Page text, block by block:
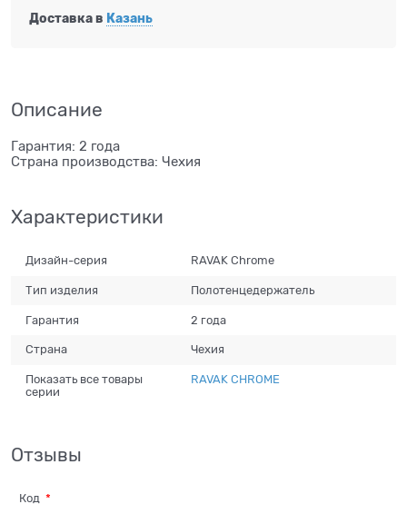
Доставка в Казань
Описание
Гарантия: 2 года
Страна производства: Чехия
Характеристики
Дизайн-серия RAVAK Chrome
Тип изделия Полотенцедержатель
Гарантия 2 года
Страна Чехия
Показать все товары
серии
RAVAK CHROME
Отзывы
Код